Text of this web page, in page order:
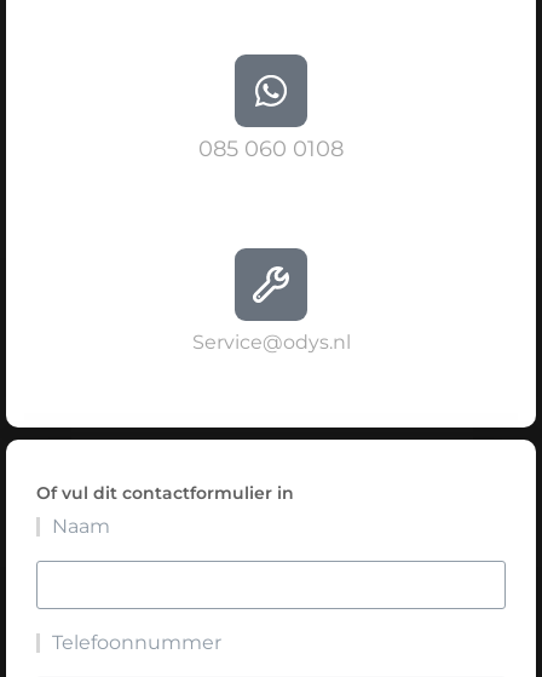
085 060 0108
Service@odys.nl
Of vul dit contactformulier in
Naam
Telefoonnummer